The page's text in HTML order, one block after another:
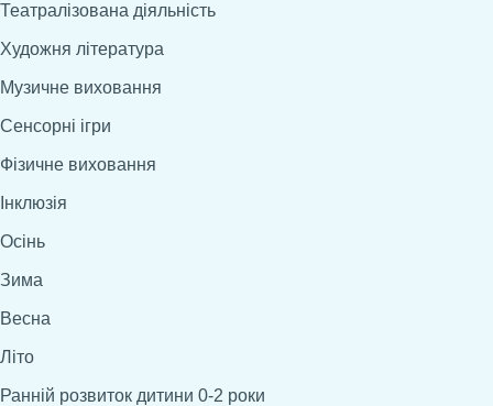
Театралізована діяльність
Художня література
Музичне виховання
Сенсорні ігри
Фізичне виховання
Інклюзія
Осінь
Зима
Весна
Літо
Ранній розвиток дитини 0-2 роки